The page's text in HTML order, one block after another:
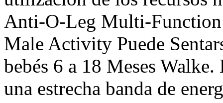
Anti-O-Leg Multi-
Male Activity Puede
bebés 6 a 18 Meses
una estrecha banda de